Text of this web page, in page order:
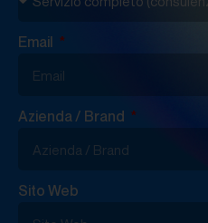
Email
Azienda / Brand
Sito Web